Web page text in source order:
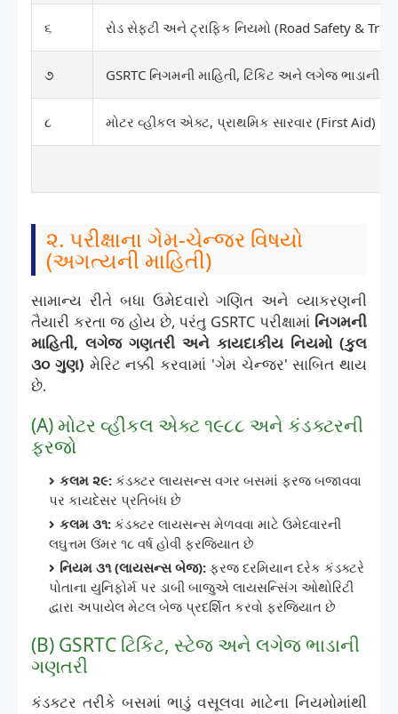
૬ રોડ સેફ્ટી અને ટ્રાફિક નિયમો (Road Safety &
૭ GSRTC નિગમની માહિતી, ટિકિટ અને લગેજ ભાડાની
૮ મોટર વ્હીકલ એક્ટ, પ્રાથમિક સારવાર (First Aid)
૨. પરીક્ષાના ગેમ-ચેન્જર વિષયો
(અગત્યની માહિતી)
સામાન્ય રીતે બધા ઉમેદવારો ગણિત અને વ્યાકરણની
તૈયારી કરતા જ હોય છે, પરંતુ GSRTC પરીક્ષામાં નિગમની
માહિતી, લગેજ ગણતરી અને કાયદાકીય નિયમો (કુલ
૩૦ ગુણ) મેરિટ નક્કી કરવામાં 'ગેમ ચેન્જર' સાબિત થાય
છે.
(A) મોટર વ્હીકલ એક્ટ ૧૯૮૮ અને કંડક્ટરની
ફરજો
કલમ ૨૯: કંડક્ટર લાયસન્સ વગર બસમાં ફરજ બજાવવા
પર કાયદેસર પ્રતિબંધ છે
કલમ ૩૧: કંડક્ટર લાયસન્સ મેળવવા માટે ઉમેદવારની
લઘુત્તમ ઉંમર ૧૮ વર્ષ હોવી ફરજિયાત છે
નિયમ ૩૧ (લાયસન્સ બેજ): ફરજ દરમિયાન દરેક કંડક્ટરે
પોતાના યુનિફોર્મ પર ડાબી બાજુએ લાયસન્સિંગ ઓથોરિટી
દ્વારા અપાયેલ મેટલ બેજ પ્રદર્શિત કરવો ફરજિયાત છે
(B) GSRTC ટિકિટ, સ્ટેજ અને લગેજ ભાડાની
ગણતરી
કંડક્ટર તરીકે બસમાં ભાડું વસૂલવા માટેના નિયમોમાંથી